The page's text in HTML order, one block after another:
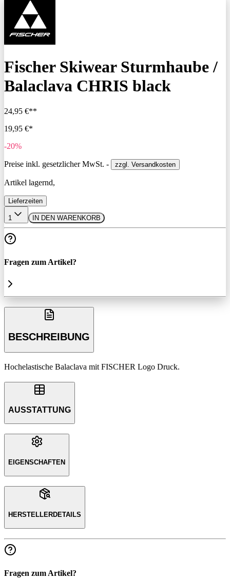
Fischer Skiwear Sturmhaube /
Balaclava CHRIS black
24,95 €**
19,95 €*
-20%
Preise inkl. gesetzlicher MwSt. - zzgl. Versandkosten
Artikel lagernd,
Lieferzeiten
1 IN DEN WARENKORB
Fragen zum Artikel?
BESCHREIBUNG
Hochelastische Balaclava mit FISCHER Logo Druck.
AUSSTATTUNG
EIGENSCHAFTEN
HERSTELLERDETAILS
Fragen zum Artikel?